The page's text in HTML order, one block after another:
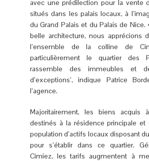
avec une prédilection pour la vente
situés dans les palais locaux, à
du Grand Palais et du Palais de Nice.
belle architecture, nous apprécions
l’ensemble de la colline de
particulièrement le quartier des
rassemble des immeubles et
d’exceptions’, indique Patrice
l’agence.
Majoritairement, les biens acquis
destinés à la résidence principale et
population d’actifs locaux disposant
pour s’établir dans ce quartier.
Cimiez, les tarifs augmentent à